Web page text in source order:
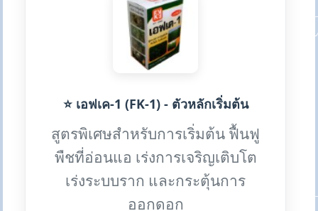
⭐ เอฟเค-1 (FK-1) - ตัวหลักเริ่มต้น
สูตรพิเศษสำหรับการเริ่มต้น ฟื้นฟู
พืชที่อ่อนแอ เร่งการเจริญเติบโต
เร่งระบบราก และกระตุ้นการ
ออกดอก